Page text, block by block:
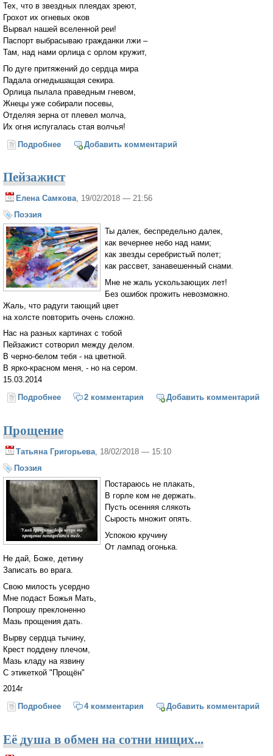
Тех, что в звездных плеядах зреют,
Грохот их огневых оков
Вырвал нашей вселенной реи!
Паспорт выбрасываю гражданки лжи –
Там, над нами орлица с орлом кружит,
По дуге притяжений до сердца мира
Падала огнедышащая секира.
Орлица пылала праведным гневом,
Жнецы уже собирали посевы,
Отделяя зерна от плевел молча,
Их огня испугалась стая волчья!
Подробнее о Мир вам, живые...
Добавить комментарий
Пейзажист
Елена Самкова, 19/02/2018 — 21:56
Поэзия
Ты далек, беспредельно далек,
как вечернее небо над нами;
как звезды серебристый полет;
как рассвет, занавешенный снами.
Мне не жаль ускользающих лет!
Без ошибок прожить невозможно.
Жаль, что радуги тающий цвет
на холсте повторить очень сложно.
Нас на разных картинах с тобой
Пейзажист сотворил между делом.
В черно-белом тебя - на цветной.
В ярко-красном меня, - но на сером.
15.03.2014
Подробнее о Пейзажист
2 комментария Добавить комментарий
Прощение
Татьяна Григорьева , 18/02/2018 — 15:10
Поэзия
Постараюсь не плакать,
В горле ком не держать.
Пусть осенняя слякоть
Сырость множит опять.
Успокою кручину
От лампад огонька.
Не дай, Боже, детину
Записать во врага.
Свою милость усердно
Мне подаст Божья Мать,
Попрошу преклоненно
Мазь прощения дать.
Вырву сердца тычину,
Крест поддену плечом,
Мазь кладу на язвину
С этикеткой "Прощён"
2014г
Подробнее о Прощение
4 комментария Добавить комментарий
Её душа в обмен на сотни нищих...